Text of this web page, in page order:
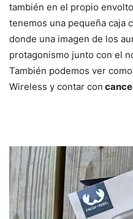
también en el propio
tenemos una pequeña caja
donde una imagen de los
protagonismo junto con el
También podemos ver
Wireless y contar con